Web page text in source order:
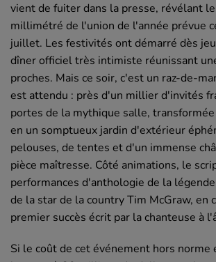
vient de fuiter dans la presse, révélant
millimétré de l'union de l'année prévue
juillet. Les festivités ont démarré dès
dîner officiel très intimiste réunissant
proches. Mais ce soir, c'est un raz-de-
est attendu : près d'un millier d'invités
portes de la mythique salle,
en un somptueux jardin d'extérieur
pelouses, de tentes et d'un immense
pièce maîtresse. Côté animations, le
performances d'anthologie de la
de la star de la country Tim McGraw,
premier succès écrit par la chanteuse à
Si le coût de cet événement hors norme